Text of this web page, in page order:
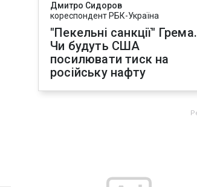
Дмитро Сидоров
кореспондент РБК-Україна
"Пекельні санкції" Грема.
Чи будуть США
посилювати тиск на
російську нафту